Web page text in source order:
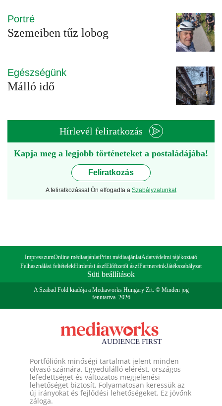
Portré
Szemeiben tűz lobog
Egészségünk
Málló idő
Hírlevél feliratkozás
Kapja meg a legjobb történeteket a postaládájába!
Feliratkozás
A feliratkozással Ön elfogadta a Szabályzatunkat
ImpresszumOnline médiaajánlatPrint médiaajánlatAdatvédelmi tájékoztató
Felhasználási feltételekHirdetési ászfElőfizetői ászfPartnereinkJátékszabályzat
Süti beállítások
A Szabad Föld kiadója a Mediaworks Hungary Zrt. © Minden jog
fenntartva. 2026
Portfóliónk minőségi tartalmat jelent minden
olvasó számára. Egyedülálló elérést, országos
lefedettséget és változatos megjelenési
lehetőséget biztosít. Folyamatosan keressük az
új irányokat és fejlődési lehetőségeket. Ez jövőnk
záloga.